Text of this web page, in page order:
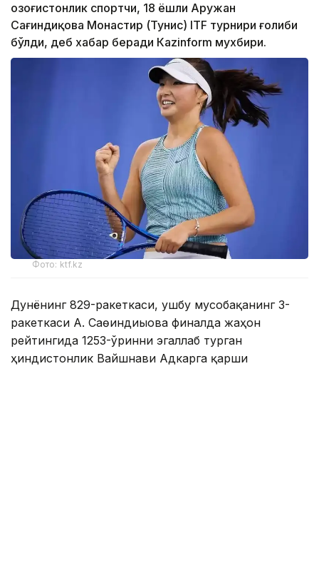
Қозоғистонлик спортчи, 18 ёшли Аружан
Сағиндиқова Монастир (Тунис) ITF турнири ғолиби
бўлди, деб хабар беради Каzinform мухбири.
Фото: ktf.kz
Дунёнинг 829-ракеткаси, ушбу мусобақанинг 3-
ракеткаси А. Саөиндиыова финалда жаҳон
рейтингида 1253-ўринни эгаллаб турган
ҳиндистонлик Вайшнави Адкарга қарши